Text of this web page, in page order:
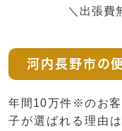
＼出張費
河内長野市の
年間10万件※のお客
子が選ばれる理由